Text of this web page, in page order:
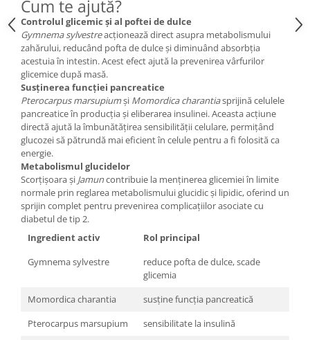
Cum te ajută?
Controlul glicemic și al poftei de dulce
Gymnema sylvestreacționează direct asupra metabolismului
zahărului, reducând pofta de dulce și diminuând absorbția
acestuia în intestin. Acest efect ajută la prevenirea vârfurilor
glicemice după masă.
Susținerea funcției pancreatice
Pterocarpus marsupiumși Momordica charantiasprijină celulele
pancreatice în producția și eliberarea insulinei. Aceasta acțiune
directă ajută la îmbunătățirea sensibilității celulare, permițând
glucozei să pătrundă mai eficient în celule pentru a fi folosită ca
energie.
Metabolismul glucidelor
Scorțișoara și Jamuncontribuie la menținerea glicemiei în limite
normale prin reglarea metabolismului glucidic și lipidic, oferind un
sprijin complet pentru prevenirea complicațiilor asociate cu
diabetul de tip 2.
Ingredient activ
Rol principal
Gymnema sylvestre
reduce pofta de dulce, scade
glicemia
Momordica charantia
susține funcția pancreatică
Pterocarpus marsupium
sensibilitate la insulină